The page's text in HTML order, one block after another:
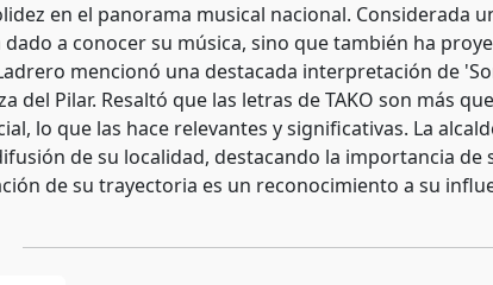
en el panorama musical nacional. Considerada
a conocer su música, sino que también ha
mencionó una destacada interpretación de
del Pilar. Resaltó que las letras de TAKO son más
lo que las hace relevantes y significativas. La
de su localidad, destacando la importancia de
de su trayectoria es un reconocimiento a su